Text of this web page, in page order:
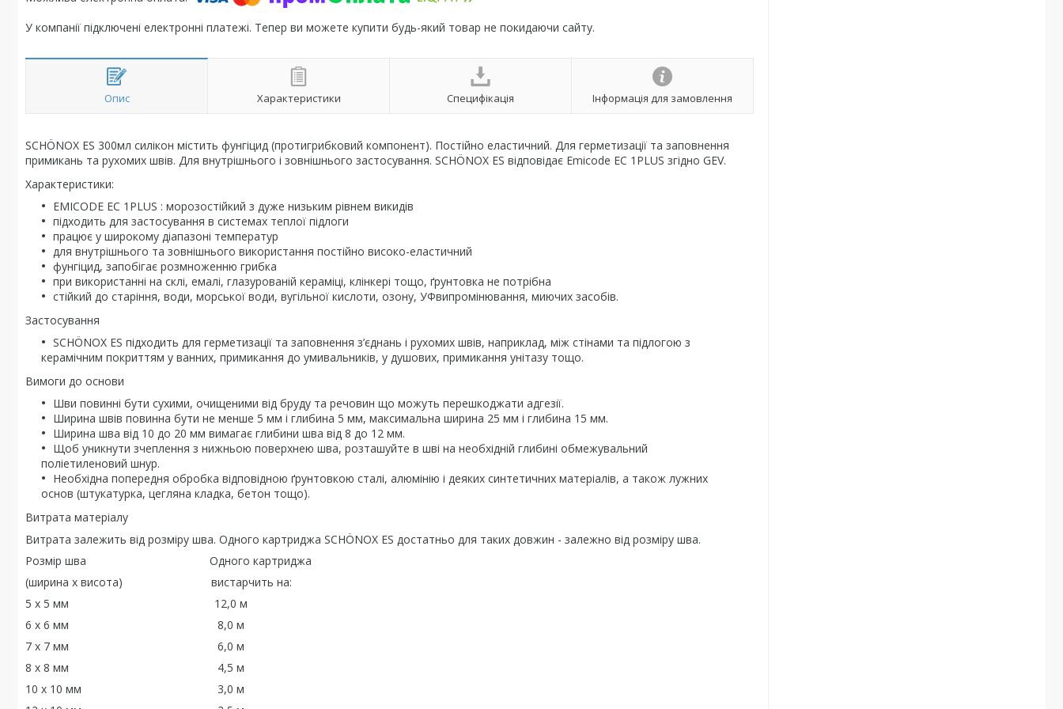
У компанії підключені електронні платежі. Тепер ви можете купити будь-який товар не покидаючи сайту.
Опис Характеристики Специфікація Інформація для замовлення
SCHÖNOX ES 300мл силікон містить фунгіцид (протигрибковий компонент). Постійно еластичний. Для герметизації та заповнення
примикань та рухомих швів. Для внутрішнього і зовнішнього застосування. SCHÖNOX ES відповідає Emicode EC 1PLUS згідно GEV.
Характеристики:
EMICODE EC 1PLUS : морозостійкий з дуже низьким рівнем викидів
підходить для застосування в системах теплої підлоги
працює у широкому діапазоні температур
для внутрішнього та зовнішнього використання постійно високо-еластичний
фунгіцид, запобігає розмноженню грибка
при використанні на склі, емалі, глазурованій кераміці, клінкері тощо, ґрунтовка не потрібна
стійкий до старіння, води, морської води, вугільної кислоти, озону, УФвипромінювання, миючих засобів.
Застосування
SCHÖNOX ES підходить для герметизації та заповнення з’єднань і рухомих швів, наприклад, між стінами та підлогою з
керамічним покриттям у ванних, примикання до умивальників, у душових, примикання унітазу тощо.
Вимоги до основи
Шви повинні бути сухими, очищеними від бруду та речовин що можуть перешкоджати адгезії.
Ширина швів повинна бути не менше 5 мм і глибина 5 мм, максимальна ширина 25 мм і глибина 15 мм.
Ширина шва від 10 до 20 мм вимагає глибини шва від 8 до 12 мм.
Щоб уникнути зчеплення з нижньою поверхнею шва, розташуйте в шві на необхідній глибині обмежувальний
поліетиленовий шнур.
Необхідна попередня обробка відповідною ґрунтовкою сталі, алюмінію і деяких синтетичних матеріалів, а також лужних
основ (штукатурка, цегляна кладка, бетон тощо).
Витрата матеріалу
Витрата залежить від розміру шва. Одного картриджа SCHÖNOX ES достатньо для таких довжин - залежно від розміру шва.
Розмір шва Одного картриджа
(ширина x висота) вистарчить на:
5 x 5 мм 12,0 м
6 x 6 мм 8,0 м
7 x 7 мм 6,0 м
8 x 8 мм 4,5 м
10 x 10 мм 3,0 м